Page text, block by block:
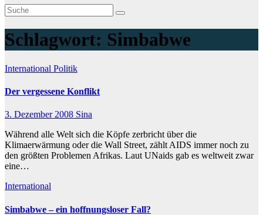
Schlagwort: Simbabwe
International Politik
Der vergessene Konflikt
3. Dezember 2008 Sina
Während alle Welt sich die Köpfe zerbricht über die
Klimaerwärmung oder die Wall Street, zählt AIDS immer noch zu
den größten Problemen Afrikas. Laut UNaids gab es weltweit zwar
eine…
International
Simbabwe – ein hoffnungsloser Fall?